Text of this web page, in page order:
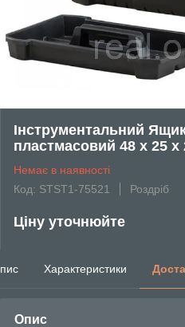
Інструментальний
пластмасовий 48 x 25
Немає в наявності
Код: STST1-75521
Роздріб
Ціну уточнюйте
Характеристики
Опис